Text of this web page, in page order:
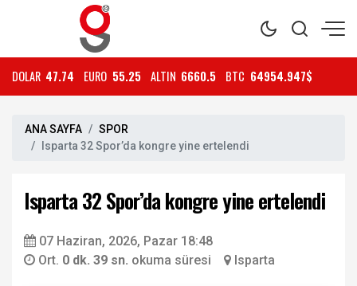
DOLAR 47.74 EURO 55.25 ALTIN 6660.5 BTC 64954.947$
ANA SAYFA
SPOR
Isparta 32 Spor’da kongre yine ertelendi
Isparta 32 Spor’da kongre yine ertelendi
07 Haziran, 2026, Pazar 18:48
Ort. 0 dk. 39 sn. okuma süresi Isparta